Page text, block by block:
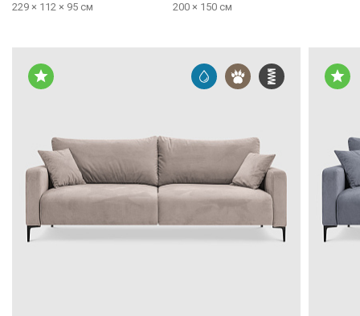
229 × 112 × 95 см
200 × 150 см